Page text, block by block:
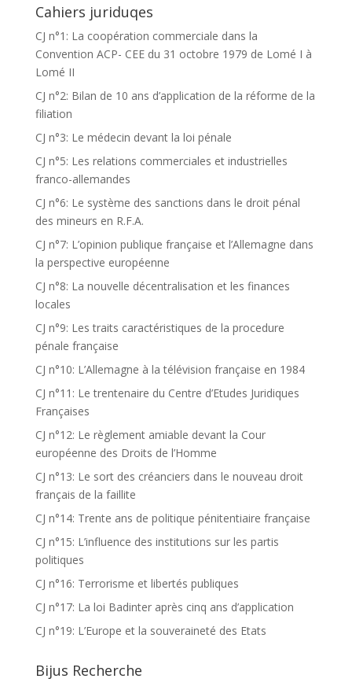
Cahiers juriduqes
CJ n°1: La coopération commerciale dans la
Convention ACP- CEE du 31 octobre 1979 de Lomé I à
Lomé II
CJ n°2: Bilan de 10 ans d’application de la réforme de la
filiation
CJ n°3: Le médecin devant la loi pénale
CJ n°5: Les relations commerciales et industrielles
franco-allemandes
CJ n°6: Le système des sanctions dans le droit pénal
des mineurs en R.F.A.
CJ n°7: L’opinion publique française et l’Allemagne dans
la perspective européenne
CJ n°8: La nouvelle décentralisation et les finances
locales
CJ n°9: Les traits caractéristiques de la procedure
pénale française
CJ n°10: L’Allemagne à la télévision française en 1984
CJ n°11: Le trentenaire du Centre d’Etudes Juridiques
Françaises
CJ n°12: Le règlement amiable devant la Cour
européenne des Droits de l’Homme
CJ n°13: Le sort des créanciers dans le nouveau droit
français de la faillite
CJ n°14: Trente ans de politique pénitentiaire française
CJ n°15: L’influence des institutions sur les partis
politiques
CJ n°16: Terrorisme et libertés publiques
CJ n°17: La loi Badinter après cinq ans d’application
CJ n°19: L’Europe et la souveraineté des Etats
Bijus Recherche